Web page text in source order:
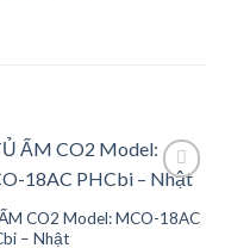
CO2 Model: MCO-18AC
– Nhật